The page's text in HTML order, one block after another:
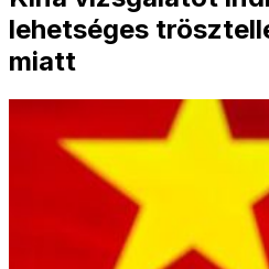
lehetséges
miatt